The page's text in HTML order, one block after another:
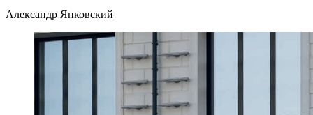
Александр Янковский